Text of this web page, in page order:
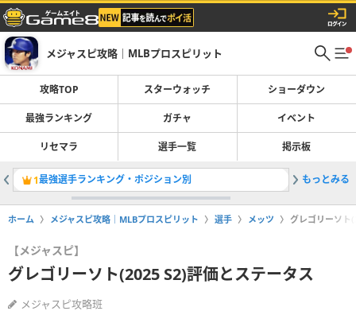
メジャスピ攻略｜MLBプロスピリット
攻略TOP スターウォッチ ショーダウン
最強ランキング ガチャ イベント
リセマラ 選手一覧 掲示板
1最強選手ランキング・ポジション別 2OTWお
もっとみる
ホーム メジャスピ攻略｜MLBプロスピリット 選手 メッツ グレゴリーソト
【メジャスピ】
グレゴリーソト(2025 S2)評価とステータス
メジャスピ攻略班